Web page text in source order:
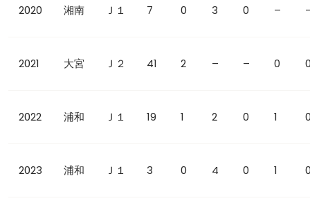
2020 湘南 Ｊ１ 7 0 3 0 –
2021 大宮 Ｊ２ 41 2 – – 0
2022 浦和 Ｊ１ 19 1 2 0 1
2023 浦和 Ｊ１ 3 0 4 0 1